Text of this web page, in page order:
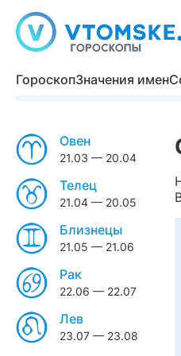
ГороскопЗначения имен
Овен
21.03 — 20.04
Телец
21.04 — 20.05
Близнецы
21.05 — 21.06
Рак
22.06 — 22.07
Лев
23.07 — 23.08